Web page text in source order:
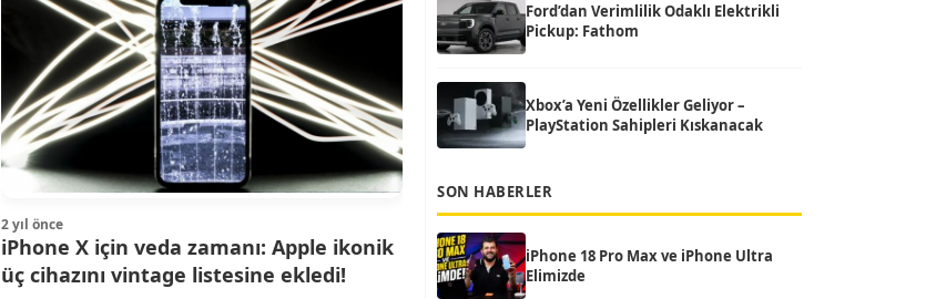
2 yıl önce
iPhone X için veda zamanı: Apple ikonik
üç cihazını vintage listesine ekledi!
Ford’dan Verimlilik Odaklı Elektrikli
Pickup: Fathom
Xbox’a Yeni Özellikler Geliyor –
PlayStation Sahipleri Kıskanacak
SON HABERLER
iPhone 18 Pro Max ve iPhone Ultra
Elimizde